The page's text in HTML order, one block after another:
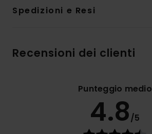
Spedizioni e Resi
Recensioni dei clienti
Punteggio medio
4.8/5